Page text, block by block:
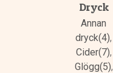
Dryck
Annan
dryck(4),
Cider(7),
Glögg(5),